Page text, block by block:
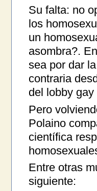
Su falta: no
los
un
asombra?.
sea por dar
contraria
del lobby
Pero
Polaino
científica
Entre otras
siguiente: